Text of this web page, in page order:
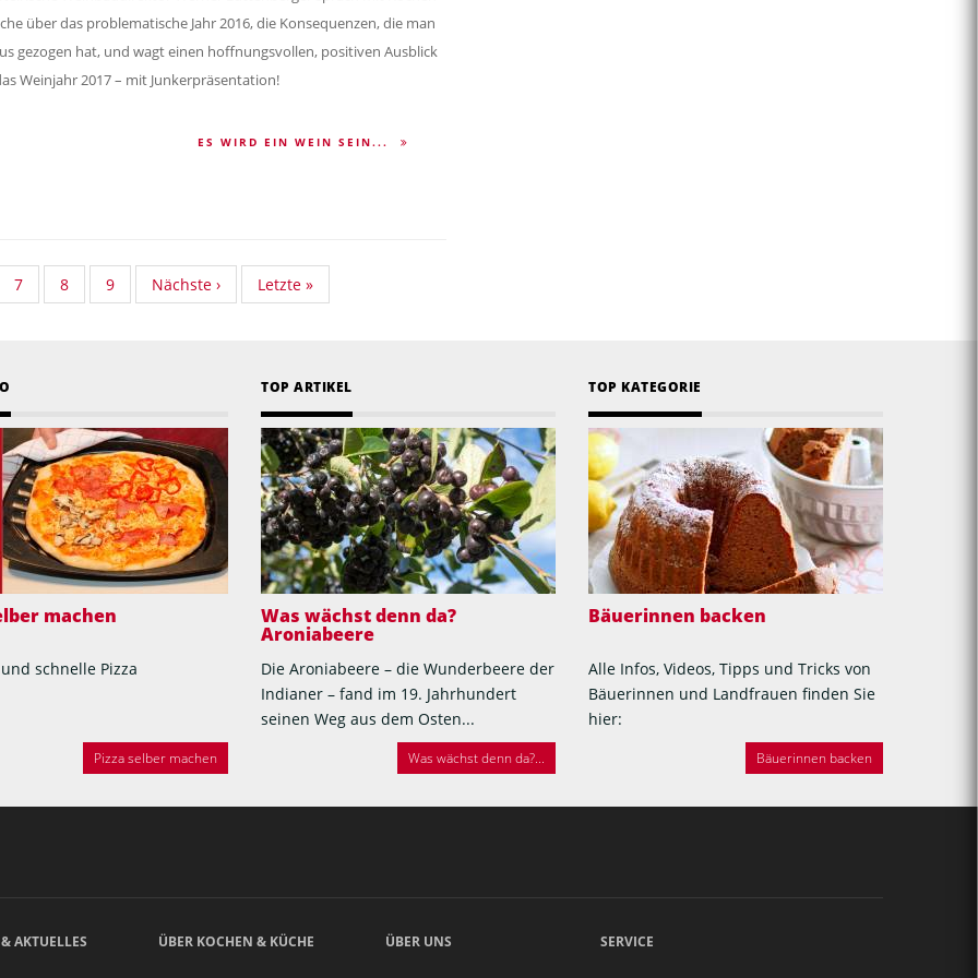
über das problematische Jahr 2016, die Konsequenzen, die man
gezogen hat, und wagt einen hoffnungsvollen, positiven Ausblick
Weinjahr 2017 – mit Junkerpräsentation!
ES WIRD EIN WEIN SEIN...
Standard
Taxonomy
7
Standard
Taxonomy
8
Standard
Taxonomy
9
Nächste
Seite
Nächste ›
Last
page
Letzte »
machen
schnelle Pizza
Pizza selber machen
TOP ARTIKEL
Was wächst denn da?
Aroniabeere
Die Aroniabeere – die Wunderbeere der
Indianer – fand im 19. Jahrhundert
seinen Weg aus dem Osten...
Was wächst denn da?...
TOP KATEGORIE
Bäuerinnen backen
Alle Infos, Videos, Tipps und Tricks von
Bäuerinnen und Landfrauen finden Sie
hier:
Bäuerinnen backen
AKTUELLES ÜBER KOCHEN & KÜCHE ÜBER UNS SERVICE